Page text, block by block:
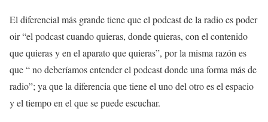
El diferencial más grande tiene que el podcast de la radio es poder
oir “el podcast cuando quieras, donde quieras, con el contenido
que quieras y en el aparato que quieras”, por la misma razón es
que “ no deberíamos entender el podcast donde una forma más de
radio”; ya que la diferencia que tiene el uno del otro es el espacio
y el tiempo en el que se puede escuchar.